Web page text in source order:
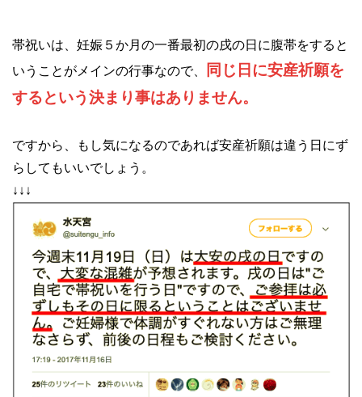
帯祝いは、妊娠５か月の一番最初の戌の日に腹帯をすると
いうことがメインの行事なので、
同じ日に安産祈願を
するという決まり事はありません。
ですから、もし気になるのであれば安産祈願は違う日にず
らしてもいいでしょう。
↓↓↓